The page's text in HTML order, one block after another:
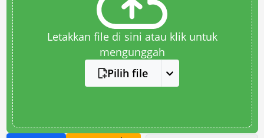
Letakkan file di sini atau klik untuk
mengunggah
Pilih file